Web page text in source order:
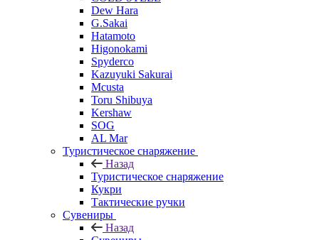
Dew Hara
G.Sakai
Hatamoto
Higonokami
Spyderco
Kazuyuki Sakurai
Mcusta
Toru Shibuya
Kershaw
SOG
AL Mar
Туристическое снаряжение
Назад
Туристическое снаряжение
Кукри
Тактические ручки
Сувениры
Назад